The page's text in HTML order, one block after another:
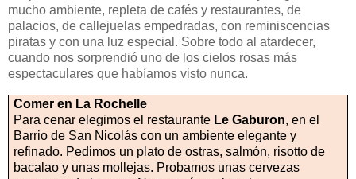
mucho ambiente, repleta de cafés y restaurantes, de
palacios, de callejuelas empedradas, con reminiscencias
piratas y con una luz especial. Sobre todo al atardecer,
cuando nos sorprendió uno de los cielos rosas más
espectaculares que habíamos visto nunca.
Comer en La Rochelle
Para cenar elegimos el restaurante Le Gaburon, en el
Barrio de San Nicolás con un ambiente elegante y
refinado. Pedimos un plato de ostras, salmón, risotto de
bacalao y unas mollejas. Probamos unas cervezas